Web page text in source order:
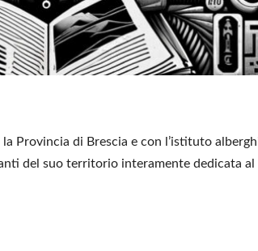
Provincia di Brescia e con l’istituto
del suo territorio interamente dedicata al